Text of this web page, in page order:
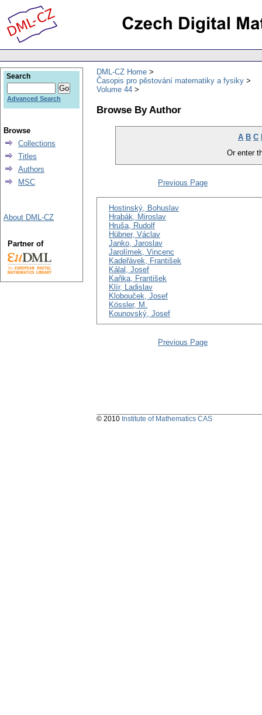
DML-CZ Home
Časopis pro pěstování matematiky a fysiky
Volume 44
Browse By Author
A B C
Or enter
Previous Page
Hostinský, Bohuslav
Hrabák, Miroslav
Hruša, Rudolf
Hübner, Václav
Janko, Jaroslav
Jarolímek, Vincenc
Kadeřávek, František
Kálal, Josef
Kaňka, František
Klír, Ladislav
Klobouček, Josef
Kössler, M.
Kounovský, Josef
Previous Page
Search
Advanced Search
Browse
Collections
Titles
Authors
MSC
About DML-CZ
Partner of
© 2010 Institute of Mathematics CAS